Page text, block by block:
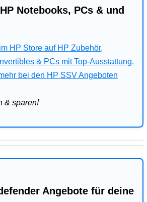
Notebooks, PCs & und
HP Store auf HP Zubehör,
& PCs mit Top-Ausstattung.
bei den HP SSV Angeboten
& sparen!
Angebote für deine